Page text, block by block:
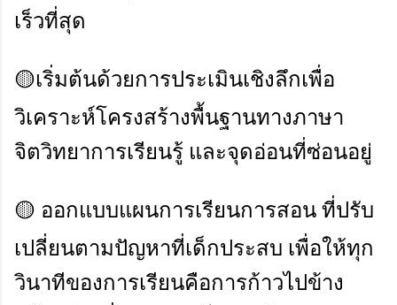
เร็วที่สุด
🟡เริ่มต้นด้วยการประเมินเชิงลึกเพื่อ
วิเคราะห์โครงสร้างพื้นฐานทางภาษา
จิตวิทยาการเรียนรู้ และจุดอ่อนที่ซ่อนอยู่
🟡 ออกแบบแผนการเรียนการสอน ที่ปรับ
เปลี่ยนตามปัญหาที่เด็กประสบ เพื่อให้ทุก
วินาทีของการเรียนคือการก้าวไปข้าง